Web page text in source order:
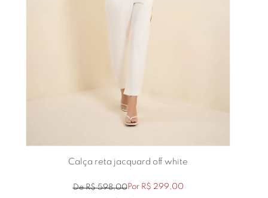
Calça reta jacquard off white
DeR$ 598,00Por R$ 299,00